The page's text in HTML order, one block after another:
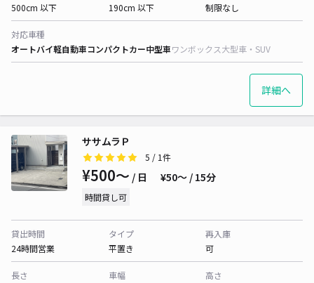
500cm 以下
190cm 以下
制限なし
対応車種
オートバイ軽自動車コンパクトカー中型車ワンボックス大型車・SUV
詳細へ
ササムラＰ
5 / 1件
¥500〜 / 日 ¥50〜 / 15分
時間貸し可
貸出時間
24時間営業
タイプ
平置き
再入庫
可
長さ
車幅
高さ